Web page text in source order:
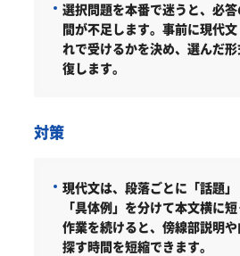
選択問題を本番で迷うと、必
間が不足します。事前に現代
れで受けるかを決め、選んだ
復します。
対策
現代文は、段落ごとに「話題」
「具体例」を分けて本文横に
作業を続けると、傍線部説明
探す時間を短縮できます。